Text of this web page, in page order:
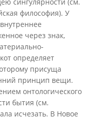
философия). У
через знак,
определяет
присуща
принцип вещи.
онтологического
бытия (см.
исчезать. В Новое